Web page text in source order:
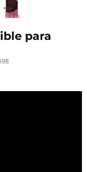
para